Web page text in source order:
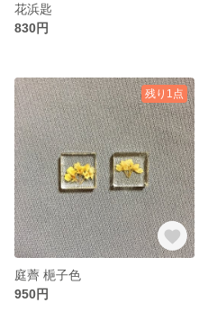
花浜匙
830円
残り1点
庭薺 梔子色
950円